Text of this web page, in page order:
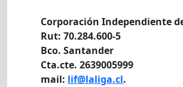
Corporación Independiente
Rut: 70.284.600-5
Bco. Santander
Cta.cte. 2639005999
mail: lif@laliga.cl.